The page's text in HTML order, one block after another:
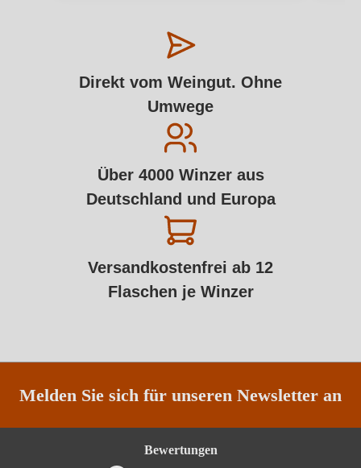
Direkt vom Weingut. Ohne
Umwege
Über 4000 Winzer aus
Deutschland und Europa
Versandkostenfrei ab 12
Flaschen je Winzer
Melden Sie sich für unseren Newsletter an
Bewertungen